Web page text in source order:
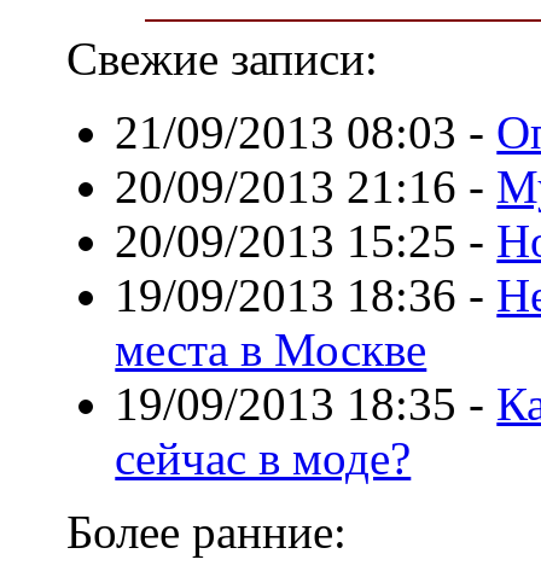
Свежие записи:
21/09/2013 08:03 -
20/09/2013 21:16 -
20/09/2013 15:25 -
19/09/2013 18:36 -
места в Москве
19/09/2013 18:35 -
сейчас в моде?
Более ранние: